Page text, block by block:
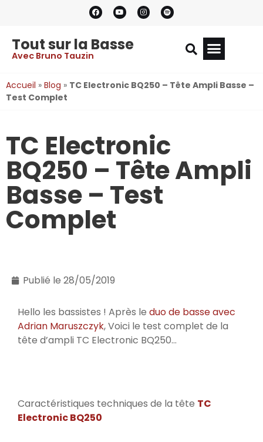
Tout sur la Basse
Avec Bruno Tauzin
Accueil » Blog » TC Electronic BQ250 – Tête Ampli Basse –
Test Complet
TC Electronic
BQ250 – Tête Ampli
Basse – Test
Complet
Publié le 28/05/2019
Hello les bassistes ! Après le duo de basse avec
Adrian Maruszczyk, Voici le test complet de la
tête d’ampli TC Electronic BQ250…
Caractéristiques techniques de la tête TC
Electronic BQ250